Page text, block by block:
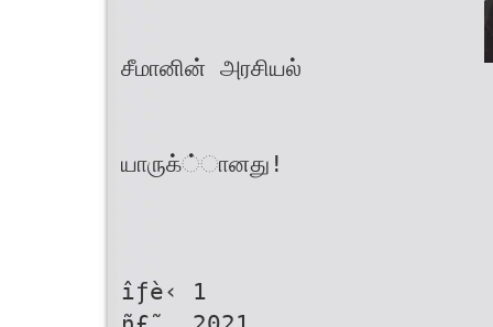
சீமானின் அரசியல்
யாருக்்ானது!
îƒè‹ 1